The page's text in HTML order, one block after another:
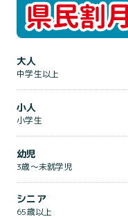
大人
中学生以上
小人
小学生
幼児
3歳～未就学児
シニア
65歳以上